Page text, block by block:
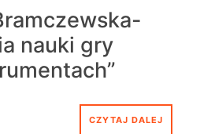
nauki gry
CZYTAJ DALEJ